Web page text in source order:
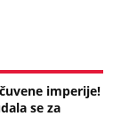
imperije!
se za